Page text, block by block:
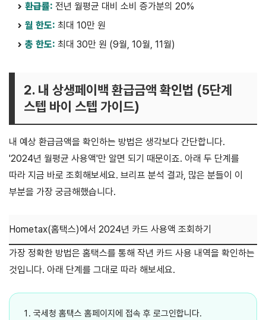
환급률: 전년 월평균 대비 소비 증가분의 20%
월 한도: 최대 10만 원
총 한도: 최대 30만 원 (9월, 10월, 11월)
2. 내 상생페이백 환급금액 확인법 (5단계
스텝 바이 스텝 가이드)
내 예상 환급금액을 확인하는 방법은 생각보다 간단합니다.
'2024년 월평균 사용액'만 알면 되기 때문이죠. 아래 두 단계를
따라 지금 바로 조회해보세요. 브리프 분석 결과, 많은 분들이 이
부분을 가장 궁금해했습니다.
Hometax(홈택스)에서 2024년 카드 사용액 조회하기
가장 정확한 방법은 홈택스를 통해 작년 카드 사용 내역을 확인하는
것입니다. 아래 단계를 그대로 따라 해보세요.
국세청 홈택스 홈페이지에 접속 후 로그인합니다.